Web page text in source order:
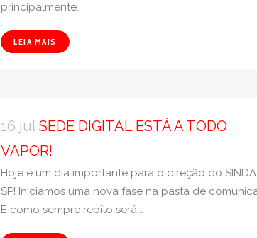
principalmente...
LEIA MAIS
16 jul SEDE DIGITAL ESTÁ A TODO
VAPOR!
Hoje é um dia importante para o direção do
SP! Iniciamos uma nova fase na pasta de
E como sempre repito será...